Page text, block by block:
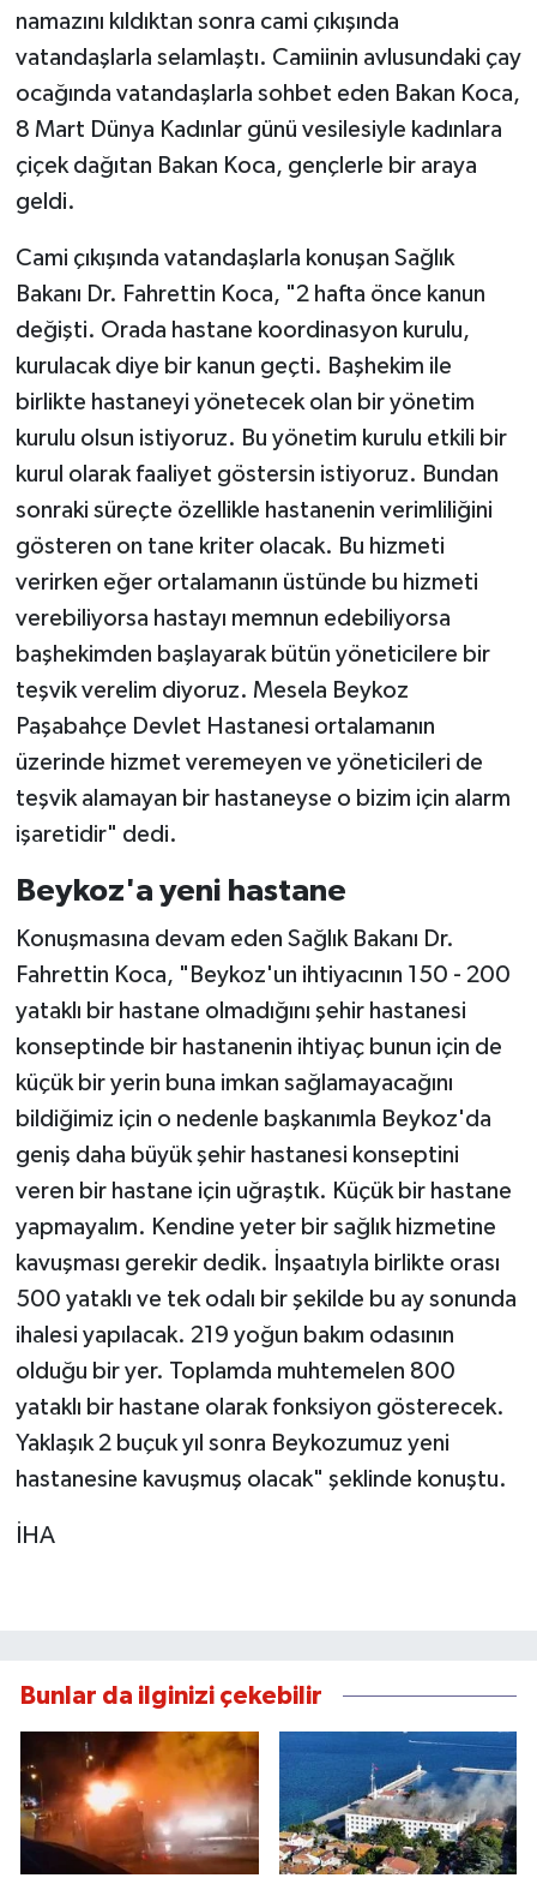
namazını kıldıktan sonra cami çıkışında
vatandaşlarla selamlaştı. Camiinin avlusundaki çay
ocağında vatandaşlarla sohbet eden Bakan Koca,
8 Mart Dünya Kadınlar günü vesilesiyle kadınlara
çiçek dağıtan Bakan Koca, gençlerle bir araya
geldi.
Cami çıkışında vatandaşlarla konuşan Sağlık
Bakanı Dr. Fahrettin Koca, "2 hafta önce kanun
değişti. Orada hastane koordinasyon kurulu,
kurulacak diye bir kanun geçti. Başhekim ile
birlikte hastaneyi yönetecek olan bir yönetim
kurulu olsun istiyoruz. Bu yönetim kurulu etkili bir
kurul olarak faaliyet göstersin istiyoruz. Bundan
sonraki süreçte özellikle hastanenin verimliliğini
gösteren on tane kriter olacak. Bu hizmeti
verirken eğer ortalamanın üstünde bu hizmeti
verebiliyorsa hastayı memnun edebiliyorsa
başhekimden başlayarak bütün yöneticilere bir
teşvik verelim diyoruz. Mesela Beykoz
Paşabahçe Devlet Hastanesi ortalamanın
üzerinde hizmet veremeyen ve yöneticileri de
teşvik alamayan bir hastaneyse o bizim için alarm
işaretidir" dedi.
Beykoz'a yeni hastane
Konuşmasına devam eden Sağlık Bakanı Dr.
Fahrettin Koca, "Beykoz'un ihtiyacının 150 - 200
yataklı bir hastane olmadığını şehir hastanesi
konseptinde bir hastanenin ihtiyaç bunun için de
küçük bir yerin buna imkan sağlamayacağını
bildiğimiz için o nedenle başkanımla Beykoz'da
geniş daha büyük şehir hastanesi konseptini
veren bir hastane için uğraştık. Küçük bir hastane
yapmayalım. Kendine yeter bir sağlık hizmetine
kavuşması gerekir dedik. İnşaatıyla birlikte orası
500 yataklı ve tek odalı bir şekilde bu ay sonunda
ihalesi yapılacak. 219 yoğun bakım odasının
olduğu bir yer. Toplamda muhtemelen 800
yataklı bir hastane olarak fonksiyon gösterecek.
Yaklaşık 2 buçuk yıl sonra Beykozumuz yeni
hastanesine kavuşmuş olacak" şeklinde konuştu.
İHA
Bunlar da ilginizi çekebilir